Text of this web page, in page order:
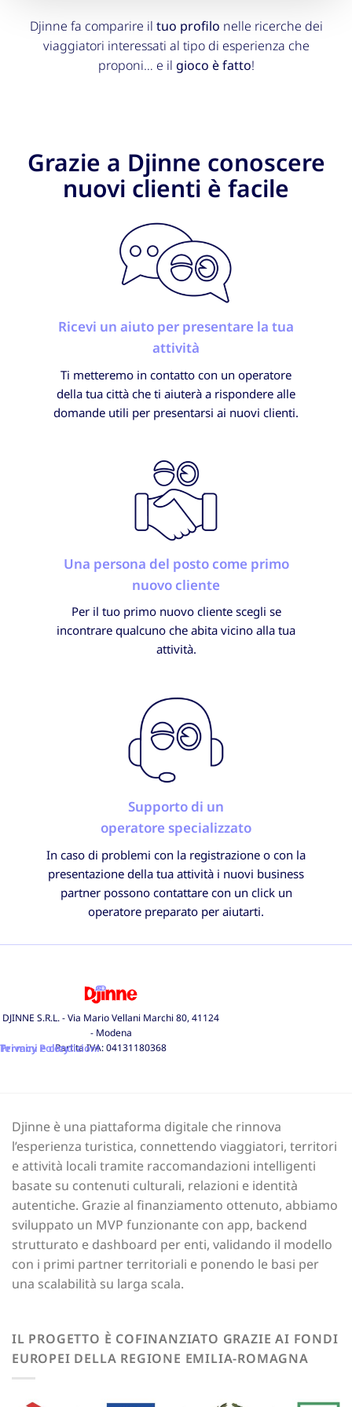
Djinne fa comparire il tuo profilo nelle ricerche dei
viaggiatori interessati al tipo di esperienza che
proponi… e il gioco è fatto!
Grazie a Djinne conoscere
nuovi clienti è facile
Ricevi un aiuto per presentare la tua
attività
Ti metteremo in contatto con un operatore
della tua città che ti aiuterà a rispondere alle
domande utili per presentarsi ai nuovi clienti.
Una persona del posto come primo
nuovo cliente
Per il tuo primo nuovo cliente scegli se
incontrare qualcuno che abita vicino alla tua
attività.
Supporto di un
operatore specializzato
In caso di problemi con la registrazione o con la
presentazione della tua attività i nuovi business
partner possono contattare con un click un
operatore preparato per aiutarti.
DJINNE S.R.L. - Via Mario Vellani Marchi 80, 41124
- Modena
Partita IVA: 04131180368
Privacy Policy
Termini e condizioni
Djinne è una piattaforma digitale che rinnova
l’esperienza turistica, connettendo viaggiatori, territori
e attività locali tramite raccomandazioni intelligenti
basate su contenuti culturali, relazioni e identità
autentiche. Grazie al finanziamento ottenuto, abbiamo
sviluppato un MVP funzionante con app, backend
strutturato e dashboard per enti, validando il modello
con i primi partner territoriali e ponendo le basi per
una scalabilità su larga scala.
IL PROGETTO È COFINANZIATO GRAZIE AI FONDI
EUROPEI DELLA REGIONE EMILIA-ROMAGNA